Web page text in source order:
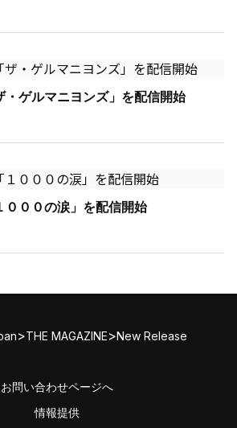
・ゲルマニヨンズ」を配信開始
０００の涙」を配信開始
>THE MAGAZINE>New Release
お問い合わせページへ
情報提供